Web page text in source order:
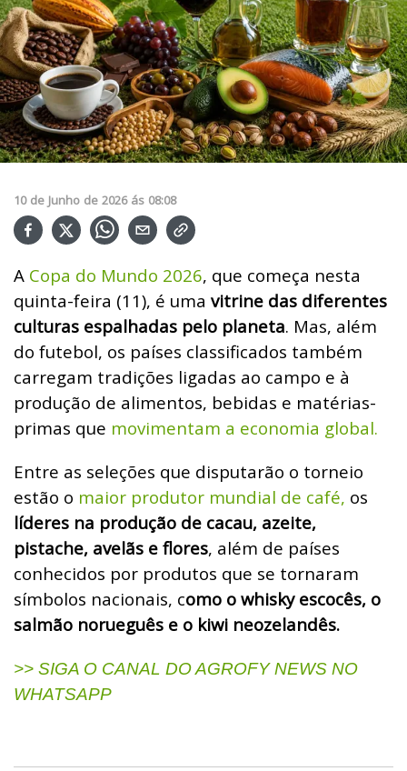
10 de Junho de 2026 ás 08:08
A Copa do Mundo 2026, que começa nesta
quinta-feira (11), é uma vitrine das diferentes
culturas espalhadas pelo planeta. Mas, além
do futebol, os países classificados também
carregam tradições ligadas ao campo e à
produção de alimentos, bebidas e matérias-
primas que movimentam a economia global.
Entre as seleções que disputarão o torneio
estão o maior produtor mundial de café, os
líderes na produção de cacau, azeite,
pistache, avelãs e flores, além de países
conhecidos por produtos que se tornaram
símbolos nacionais, como o whisky escocês, o
salmão norueguês e o kiwi neozelandês.
>> SIGA O CANAL DO AGROFY NEWS NO
WHATSAPP